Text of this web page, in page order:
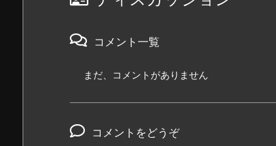
コメント一覧
まだ、コメントがありません
コメントをどうぞ